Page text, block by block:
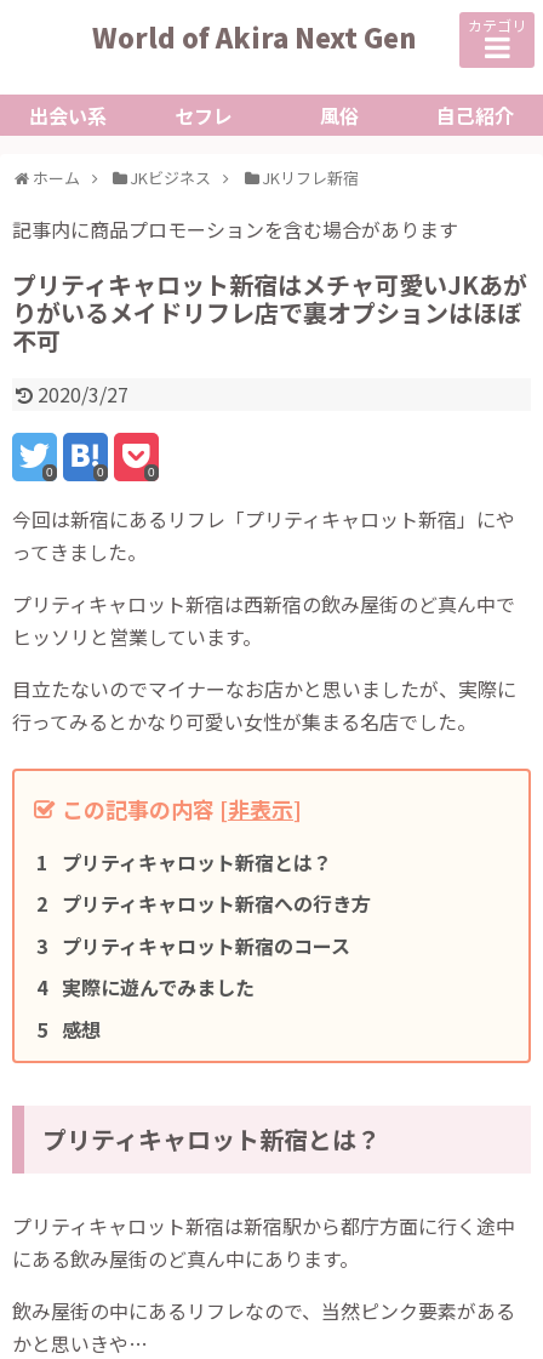
カテゴリ
World of Akira Next Gen
出会い系 セフレ 風俗 自己紹介
ホーム JKビジネス JKリフレ新宿
記事内に商品プロモーションを含む場合があります
プリティキャロット新宿はメチャ可愛いJKあが
りがいるメイドリフレ店で裏オプションはほぼ
不可
2020/3/27
0 0 0
今回は新宿にあるリフレ「プリティキャロット新宿」にや
ってきました。
プリティキャロット新宿は西新宿の飲み屋街のど真ん中で
ヒッソリと営業しています。
目立たないのでマイナーなお店かと思いましたが、実際に
行ってみるとかなり可愛い女性が集まる名店でした。
この記事の内容 [非表示]
プリティキャロット新宿とは？
プリティキャロット新宿への行き方
プリティキャロット新宿のコース
実際に遊んでみました
感想
プリティキャロット新宿とは？
プリティキャロット新宿は新宿駅から都庁方面に行く途中
にある飲み屋街のど真ん中にあります。
飲み屋街の中にあるリフレなので、当然ピンク要素がある
かと思いきや…